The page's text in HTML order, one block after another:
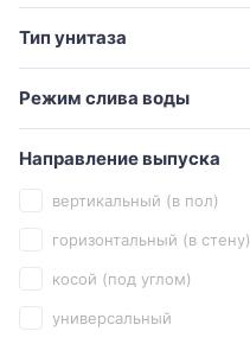
Ceramica Nova
Creavit
Creo Ceramique
Delice
Тип унитаза
Режим слива воды
Направление выпуска
вертикальный (в пол)
горизонтальный (в стену)
косой (под углом)
универсальный